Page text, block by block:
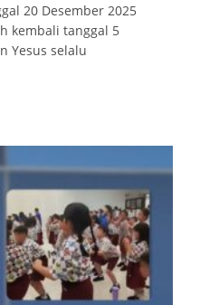
20 Desember 2025
kembali tanggal 5
Yesus selalu